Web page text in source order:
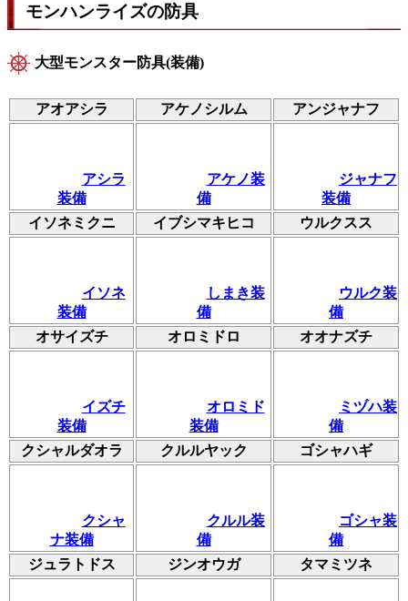
モンハンライズの防具
大型モンスター防具(装備)
アオアシラ アケノシルム アンジャナフ
アシラ
装備
アケノ装
備
ジャナフ
装備
イソネミクニ
イブシマキヒコ ウルクスス
イソネ
装備
しまき装
備
ウルク装
備
オサイズチ
オロミドロ オオナズチ
イズチ
装備
オロミド
装備
ミヅハ装
備
クシャルダオラ
クルルヤック ゴシャハギ
クシャ
ナ装備
クルル装
備
ゴシャ装
備
ジュラトドス
ジンオウガ タマミツネ